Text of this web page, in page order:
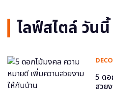
ไลฟ์สไตล์ วันนี้
5 ดอ
สวย